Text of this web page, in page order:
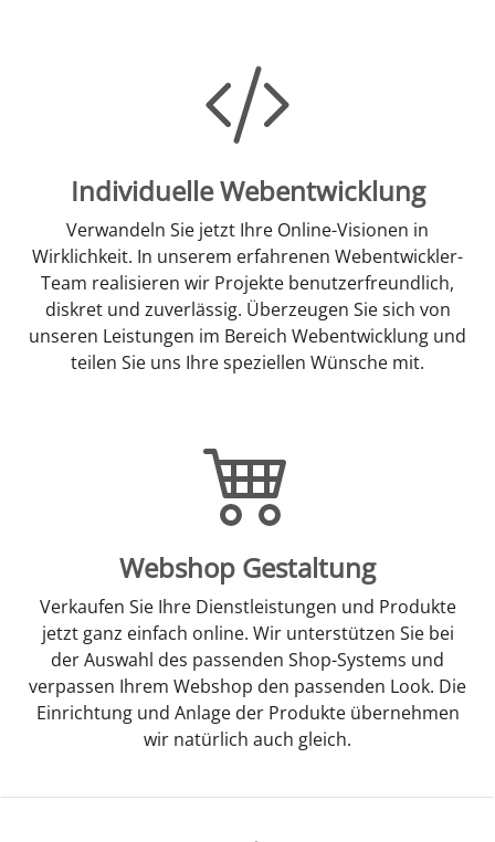
Individuelle Webentwicklung
Verwandeln Sie jetzt Ihre Online-Visionen in
Wirklichkeit. In unserem erfahrenen Webentwickler-
Team realisieren wir Projekte benutzerfreundlich,
diskret und zuverlässig. Überzeugen Sie sich von
unseren Leistungen im Bereich Webentwicklung und
teilen Sie uns Ihre speziellen Wünsche mit.
Webshop Gestaltung
Verkaufen Sie Ihre Dienstleistungen und Produkte
jetzt ganz einfach online. Wir unterstützen Sie bei
der Auswahl des passenden Shop-Systems und
verpassen Ihrem Webshop den passenden Look. Die
Einrichtung und Anlage der Produkte übernehmen
wir natürlich auch gleich.